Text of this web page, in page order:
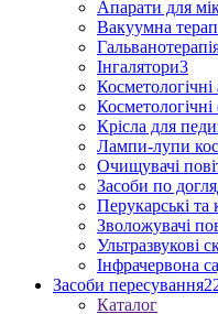
Апарати для
Вакуумна
Інгалятори3
Косметологічні
Косметологічні
Крісла для
Лампи-лупи
Очищувачі
Засоби по
Перукарські та
Зволожувачі
Ультразвукові
Інфрачервона
Засоби пересування
Каталог